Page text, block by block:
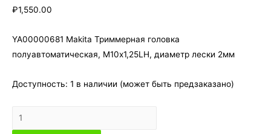
₽1,550.00
YA00000681 Makita Триммерная головка
полуавтоматическая, М10х1,25LH, диаметр лески 2мм
Доступность: 1 в наличии (может быть предзаказано)
Количество
товара